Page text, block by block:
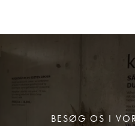
BESØG OS I